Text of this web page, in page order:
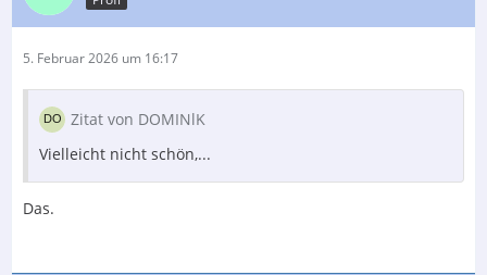
5. Februar 2026 um 16:17
Zitat von DOMINlK
Vielleicht nicht schön,...
Das.